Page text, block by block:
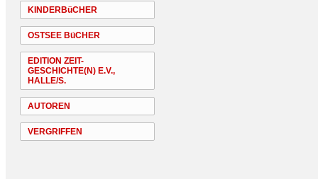
KINDERBüCHER
OSTSEE BüCHER
EDITION ZEIT-
GESCHICHTE(N) E.V.,
HALLE/S.
AUTOREN
VERGRIFFEN